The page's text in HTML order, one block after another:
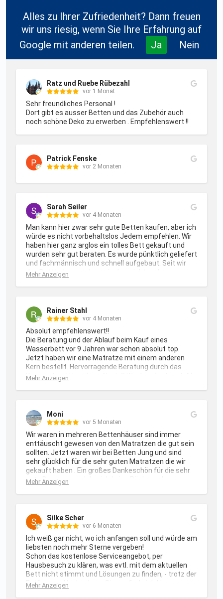
Alles zu Ihrer Zufriedenheit? Dann freuen
wir uns riesig, wenn Sie Ihre Erfahrung auf
Google mit anderen teilen.
Ja Nein
Ratz und Ruebe Rübezahl
vor 1 Monat
Sehr freundliches Personal !
Dort gibt es ausser Betten und das Zubehör auch
noch schöne Deko zu erwerben . Empfehlenswert !!
Patrick Fenske
vor 2 Monaten
Sarah Seiler
vor 4 Monaten
Man kann hier zwar sehr gute Betten kaufen, aber ich
würde es nicht vorbehaltslos Jedem empfehlen. Wir
haben hier ganz arglos ein tolles Bett gekauft und
wurden sehr gut beraten. Es wurde pünktlich geliefert
und fachmännisch und schnell aufgebaut. Seit wir
das Bett haben, stehen wir aber nicht mehr gerne
Berufstätige, die ab und zu aufstehen müssen. :-D
Allen Anderen kann ich die Qualität und den Service
Preis-/Leistungsverhältnis. Danke für alles! ❤️
Mehr Anzeigen
Rainer Stahl
vor 4 Monaten
Absolut empfehlenswert!!
Die Beratung und der Ablauf beim Kauf eines
Wasserbett vor 9 Jahren war schon absolut top.
Jetzt haben wir eine Matratze mit einem anderen
Kern bestellt. Hervorragende Beratung durch das
Personal und Herr Jung. Nach 3 Wochen festgestellt,
bestens.
Meine Empfehlung: Kauft ein Bett im Fachhandel (
nach dem Kauf.
Ihr spart sonst am falschen Ende
Mehr Anzeigen
Moni
vor 5 Monaten
Wir waren in mehreren Bettenhäuser sind immer
enttäuscht gewesen von den Matratzen die gut sein
sollten. Jetzt waren wir bei Betten Jung und sind
sehr glücklich für die sehr guten Matratzen die wir
gekauft haben . Ein großes Dankeschön für die sehr
gute Beratung und das ich keine Rückenschmerzen
Mehr Anzeigen
Silke Scher
vor 6 Monaten
Ich weiß gar nicht, wo ich anfangen soll und würde am
liebsten noch mehr Sterne vergeben!
Schon das kostenlose Serviceangebot, per
Hausbesuch zu klären, was evtl. mit dem aktuellen
Bett nicht stimmt und Lösungen zu finden, - trotz der
Entfernung Hachenburg-Siegen finde ich klasse.
Mehr Anzeigen